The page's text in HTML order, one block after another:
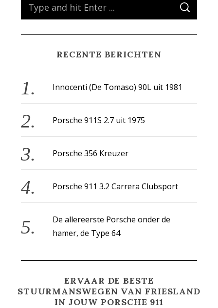
f
o
:
S
A
C
RECENTE BERICHTEN
Innocenti (De Tomaso) 90L uit 1981
Porsche 911S 2.7 uit 1975
Porsche 356 Kreuzer
Porsche 911 3.2 Carrera Clubsport
De allereerste Porsche onder de
hamer, de Type 64
ERVAAR DE BESTE
STUURMANSWEGEN VAN FRIESLAND
IN JOUW PORSCHE 911